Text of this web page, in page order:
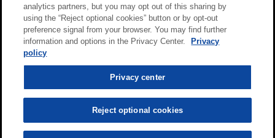
analytics partners, but you may opt out of this sharing by
using the “Reject optional cookies” button or by opt-out
preference signal from your browser. You may find further
information and options in the Privacy Center.
Privacy
policy
Privacy center
Reject optional cookies